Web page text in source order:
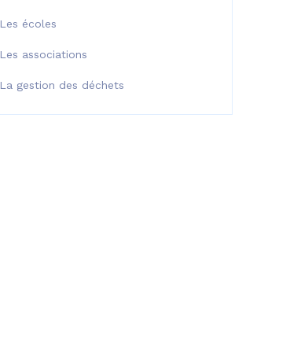
Les écoles
Les associations
La gestion des déchets